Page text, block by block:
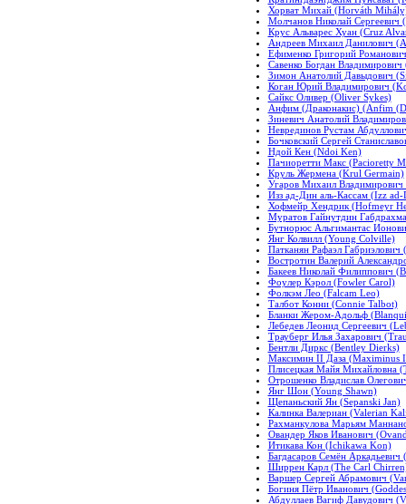
Хорват Михай (Horváth
Молчанов Николай
Крус Альварес Хуан (Cruz
Андреев Михаил Данилович
Ефименко Григорий
Савенко Богдан
Зимон Анатолий Давыдович
Коган Юрий Владимирович
Сайкс Оливер (Oliver Sykes)
Анфим (Драконакис) (Anfim
Зиневич Анатолий
Неврединов Рустам
Бочковский Сергей
Ндой Кен (Ndoi Ken)
Пачиоретти Макс (Pacioretty
Круль Жермена (Krul Germain)
Угаров Михаил
Изз ад-Дин аль-Кассам (Izz
Хофмейр Хендрик (Hofmeyr
Муратов Гайнутдин
Бутнорюс Альгимантас
Янг Колвилл (Young Colville)
Патканян Рафаэл
Востротин Валерий
Бакеев Николай Филиппович
Фоулер Кэрол (Fowler Carol)
Фолкэм Лео (Falcam Leo)
Талбот Конни (Connie Talbot)
Бланки Жером-Адольф
Лебедев Леонид Сергеевич
Трауберг Илья Захарович
Бентли Диркс (Bentley Dierks)
Максимин II Даза (Maximinus
Плисецкая Майя Михайловна
Отрошенко Владислав
Янг Шон (Young Shawn)
Щепаньский Ян (Sepanski Jan)
Калинка Валериан (Valerian
Рахманкулова Марьям
Овандер Яков Иванович
Итикава Кон (Ichikawa Kon)
Багдасаров Семён Аркадьевич
Ширрен Карл (The Carl
Варшер Сергей Абрамович
Богиня Пётр Иванович
Абдуллаев Вагиф Давудович